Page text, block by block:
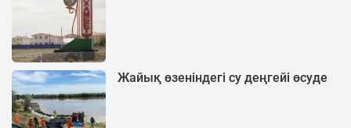
Жайық өзеніндегі су деңгейі өсуде